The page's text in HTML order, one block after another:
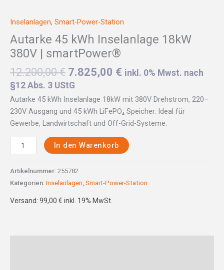
Inselanlagen, Smart-Power-Station
Autarke 45 kWh Inselanlage 18kW
380V | smartPower®
12.200,00€ 7.825,00 € inkl. 0% Mwst. nach
§12 Abs. 3 UStG
Autarke 45 kWh Inselanlage 18kW mit 380V Drehstrom, 220–
230V Ausgang und 45 kWh LiFePO₄ Speicher. Ideal für
Gewerbe, Landwirtschaft und Off-Grid-Systeme.
In den Warenkorb
Artikelnummer: 255782
Kategorien: Inselanlagen, Smart-Power-Station
Versand: 99,00 € inkl. 19% MwSt.